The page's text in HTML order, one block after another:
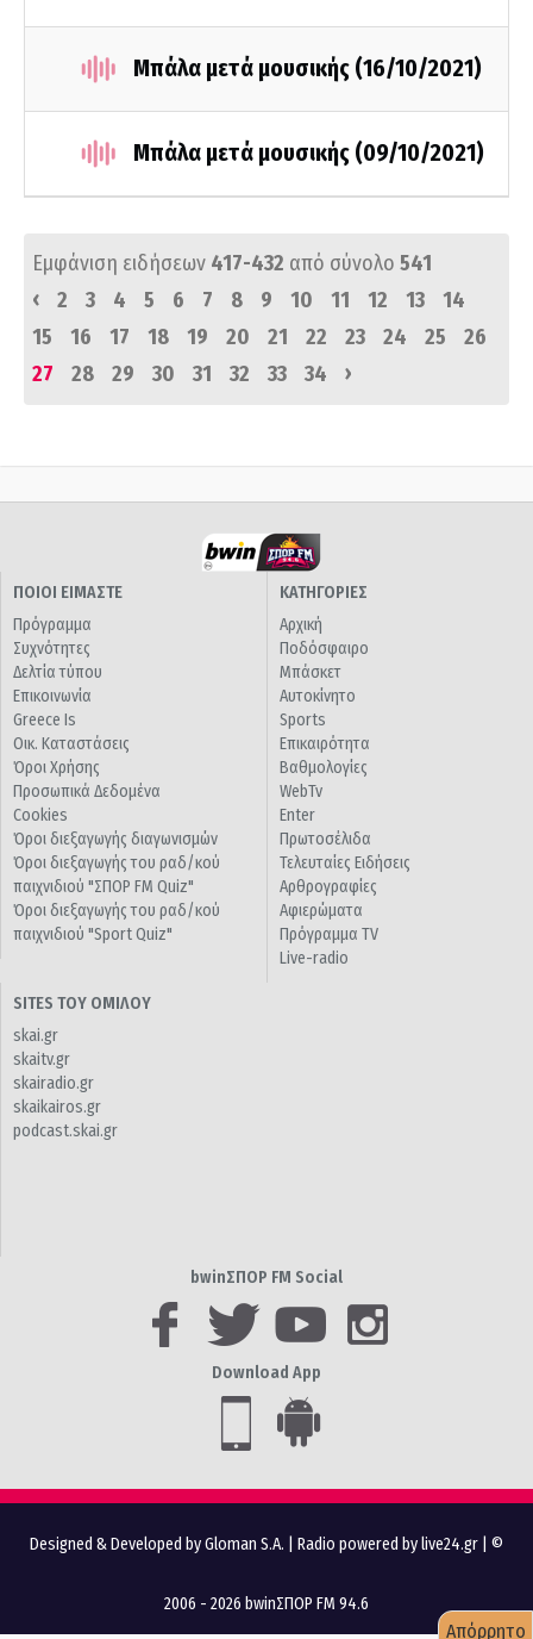
Μπάλα μετά μουσικής (16/10/2021)
Μπάλα μετά μουσικής (09/10/2021)
Εμφάνιση ειδήσεων 417-432 από σύνολο 541
‹
2 3 4 5 6 7 8 9 10 11 12 13
14
15
16 17 18 19 20 21 22 23 24 25
26
27
28 29 30 31 32 33 34 ›
ΠΟΙΟΙ ΕΙΜΑΣΤΕ
Πρόγραμμα
Συχνότητες
Δελτία τύπου
Επικοινωνία
Greece Is
Οικ. Καταστάσεις
Όροι Χρήσης
Προσωπικά Δεδομένα
Cookies
Όροι διεξαγωγής διαγωνισμών
Όροι διεξαγωγής του ραδ/κού
παιχνιδιού "ΣΠΟΡ FM Quiz"
Όροι διεξαγωγής του ραδ/κού
παιχνιδιού "Sport Quiz"
ΚΑΤΗΓΟΡΙΕΣ
Αρχική
Ποδόσφαιρο
Μπάσκετ
Αυτοκίνητο
Sports
Επικαιρότητα
Βαθμολογίες
WebTv
Enter
Πρωτοσέλιδα
Τελευταίες Ειδήσεις
Αρθρογραφίες
Αφιερώματα
Πρόγραμμα TV
Live-radio
SITES ΤΟΥ ΟΜΙΛΟΥ
skai.gr
skaitv.gr
skairadio.gr
skaikairos.gr
podcast.skai.gr
bwinΣΠΟΡ FM Social
Download App
Designed & Developed by Gloman S.A. Radio powered by live24.gr | ©
2006 - 2026 bwinΣΠΟΡ FM 94.6
Απόρρητο